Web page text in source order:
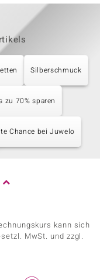
Silberschmuck
zu 70% sparen
Chance bei Juwelo
kann sich
MwSt. und zzgl.